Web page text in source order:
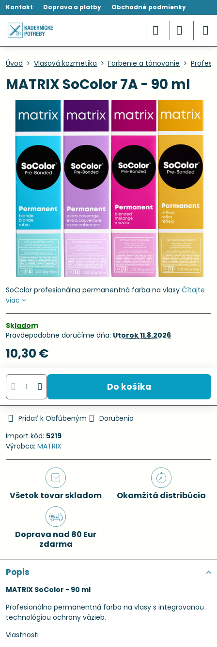
Kontakt Doprava a platby Obchodné podmienky
Úvod Vlasová kozmetika Farbenie a tónovanie
MATRIX SoColor 7A - 90 ml
SoColor profesionálna permanentná farba na vlasy Čítajte
viac
Skladom
Pravdepodobne doručíme dňa: Utorok11.8.2026
10,30 €
Do košíka
Pridať k Obľúbeným
Doručenia
Import kód: 5219
Výrobca: MATRIX
Všetok tovar skladom Okamžitá distribúcia
Doprava nad 80 Eur
zdarma
Popis
MATRIX SoColor - 90 ml
Profesionálna permanentná farba na vlasy s integrovanou
technológiou ochrany väzieb.
Vlastnosti